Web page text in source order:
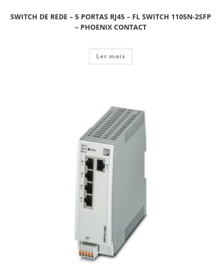
SWITCH DE REDE – 5 PORTAS RJ45 – FL SWITCH 1105N-2SFP
– PHOENIX CONTACT
Ler mais